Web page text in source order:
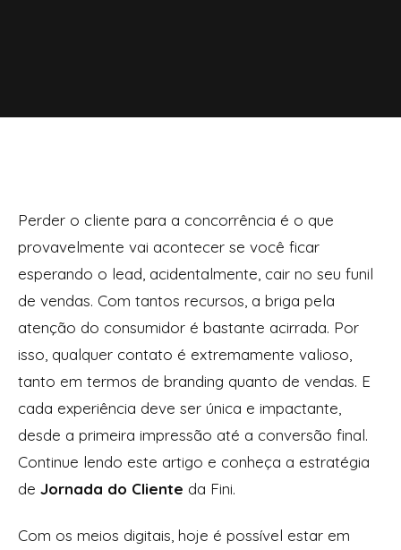
Perder o cliente para a concorrência é o que
provavelmente vai acontecer se você ficar
esperando o lead, acidentalmente, cair no seu funil
de vendas. Com tantos recursos, a briga pela
atenção do consumidor é bastante acirrada. Por
isso, qualquer contato é extremamente valioso,
tanto em termos de branding quanto de vendas. E
cada experiência deve ser única e impactante,
desde a primeira impressão até a conversão final.
Continue lendo este artigo e conheça a estratégia
de Jornada do Cliente da Fini.
Com os meios digitais, hoje é possível estar em